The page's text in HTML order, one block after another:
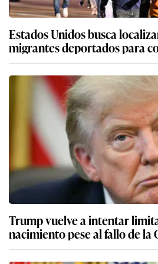
Estados Unidos busca
migrantes deportados para
Trump vuelve a intentar
nacimiento pese al fallo de la